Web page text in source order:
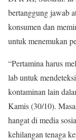
bertanggung jawab
konsumen dan
untuk menemukan
“Pertamina harus
lab untuk
kontaminan lain
Kamis (30/10).
hangat di media
kehilangan tenaga